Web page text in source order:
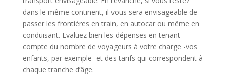
dans le même continent, il vous sera envisageable de
passer les frontières en train, en autocar ou même en
conduisant. Evaluez bien les dépenses en tenant
compte du nombre de voyageurs à votre charge -vos
enfants, par exemple- et des tarifs qui correspondent à
chaque tranche d’âge.